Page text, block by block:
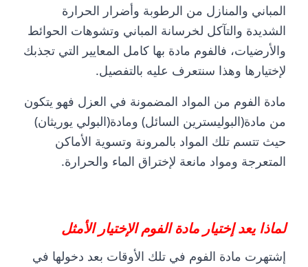
المباني والمنازل من الرطوبة وأضرار الحرارة
الشديدة والتآكل لخرسانة المباني وتشوهات الحوائط
والأرضيات، فالفوم مادة بها كامل المعايير التي تجذبك
لإختيارها وهذا سنتعرف عليه بالتفصيل.
مادة الفوم من المواد المضمونة في العزل فهو يتكون
من مادة(البوليسترين السائل) ومادة(البولي يوريثان)
حيث تتسم تلك المواد بالمرونة وتسوية الأماكن
المتعرجة ومواد مانعة لإختراق الماء والحرارة.
لماذا يعد إختيار مادة الفوم الإختيار الأمثل
إشتهرت مادة الفوم في تلك الأوقات بعد دخولها في